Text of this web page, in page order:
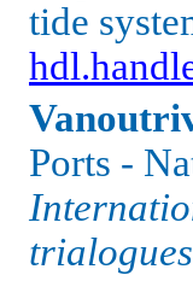
tide
Ports -